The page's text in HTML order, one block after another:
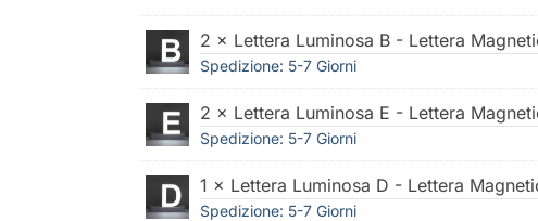
2 × Lettera Luminosa B - Lettera
Spedizione: 5-7 Giorni
2 × Lettera Luminosa E - Lettera
Spedizione: 5-7 Giorni
1 × Lettera Luminosa D - Lettera
Spedizione: 5-7 Giorni